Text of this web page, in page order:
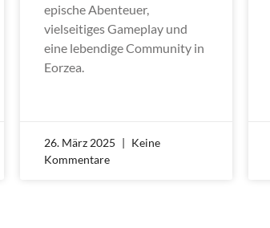
epische Abenteuer,
vielseitiges Gameplay und
eine lebendige Community in
Eorzea.
26. März 2025
Keine
Kommentare